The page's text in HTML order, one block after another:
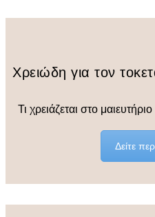
Χρειώδη για τον
Τι χρειάζεται στο
Δείτε